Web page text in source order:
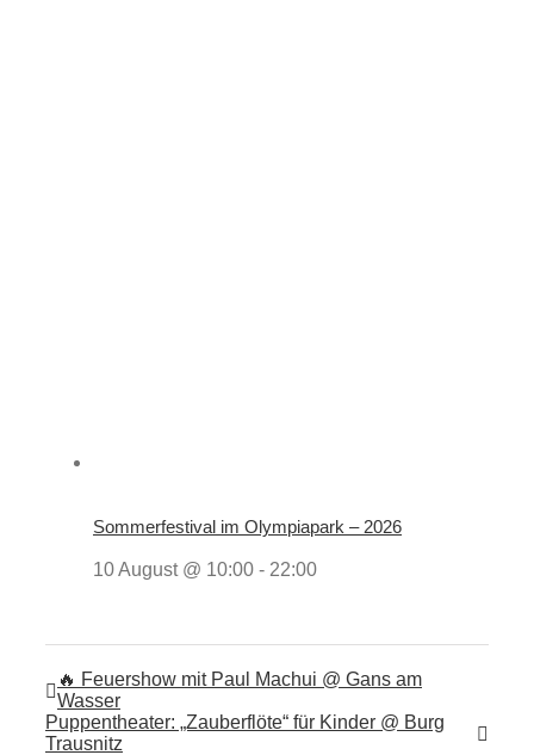
Sommerfestival im Olympiapark – 2026
10 August @ 10:00 - 22:00
🔥 Feuershow mit Paul Machui @ Gans am
Wasser
Puppentheater: „Zauberflöte“ für Kinder @ Burg
Trausnitz